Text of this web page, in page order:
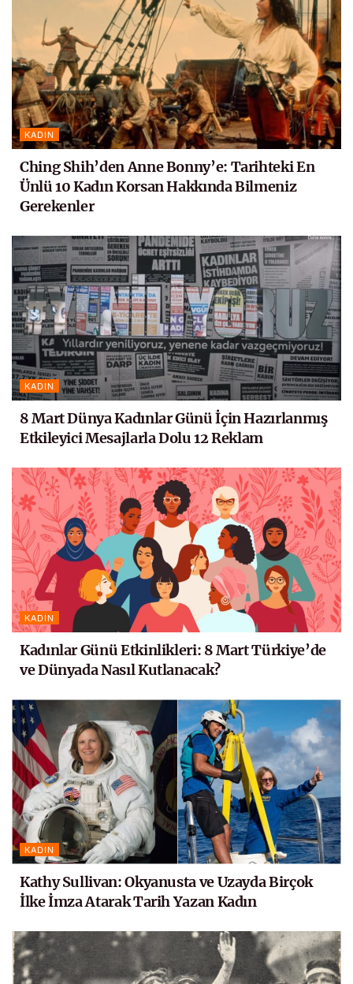
KADIN
Ching Shih’den Anne Bonny’e: Tarihteki En
Ünlü 10 Kadın Korsan Hakkında Bilmeniz
Gerekenler
KADIN
8 Mart Dünya Kadınlar Günü İçin Hazırlanmış
Etkileyici Mesajlarla Dolu 12 Reklam
KADIN
Kadınlar Günü Etkinlikleri: 8 Mart Türkiye’de
ve Dünyada Nasıl Kutlanacak?
KADIN
Kathy Sullivan: Okyanusta ve Uzayda Birçok
İlke İmza Atarak Tarih Yazan Kadın